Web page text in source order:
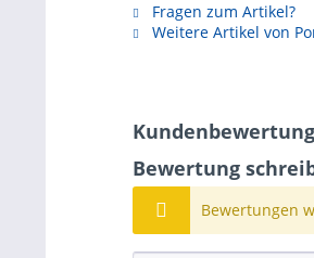
Fragen zum Artikel?
Weitere Artikel von
Bewertung
Bewertungen